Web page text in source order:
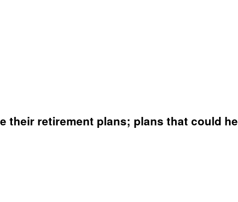
their retirement plans; plans that could